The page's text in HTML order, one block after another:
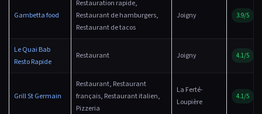
Gambetta food
Restauration rapide,
Restaurant de hamburgers,
Restaurant de tacos
Joigny 3.9/5
Le Quai Bab
Resto Rapide
Restaurant Joigny 4.1/5
Grill St Germain
Restaurant, Restaurant
français, Restaurant italien,
Pizzeria
La Ferté-
Loupière
4.1/5